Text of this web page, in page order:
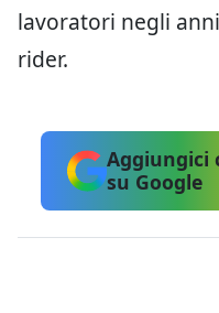
lavoratori negli
rider.
Aggiungici
su Google